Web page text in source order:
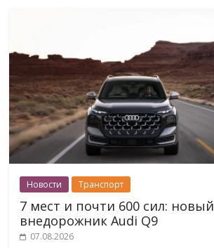
Новости Транспорт
7 мест и почти 600 сил: новый
внедорожник Audi Q9
07.08.2026